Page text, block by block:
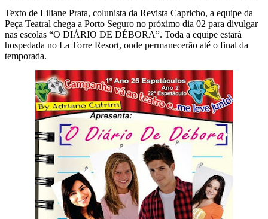
Texto de Liliane Prata, colunista da Revista Capricho, a equipe da
Peça Teatral chega a Porto Seguro no próximo dia 02 para divulgar
nas escolas “O DIÁRIO DE DÉBORA”. Toda a equipe estará
hospedada no La Torre Resort, onde permanecerão até o final da
temporada.